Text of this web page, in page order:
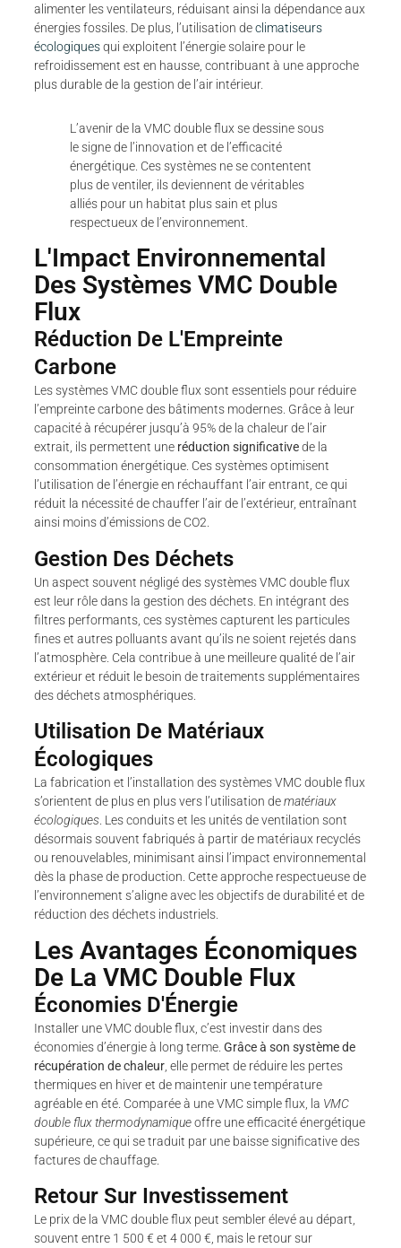
alimenter les ventilateurs, réduisant ainsi la dépendance aux
énergies fossiles. De plus, l’utilisation declimatiseurs
écologiquesqui exploitent l’énergie solaire pour le
refroidissement est en hausse, contribuant à une approche
plus durable de la gestion de l’air intérieur.
L’avenir de la VMC double flux se dessine sous
le signe de l’innovation et de l’efficacité
énergétique. Ces systèmes ne se contentent
plus de ventiler, ils deviennent de véritables
alliés pour un habitat plus sain et plus
respectueux de l’environnement.
L'Impact Environnemental
Des Systèmes VMC Double
Flux
Réduction De L'Empreinte
Carbone
Les systèmes VMC double flux sont essentiels pour réduire
l’empreinte carbone des bâtiments modernes. Grâce à leur
capacité à récupérer jusqu’à 95% de la chaleur de l’air
extrait, ils permettent une réduction significativede la
consommation énergétique. Ces systèmes optimisent
l’utilisation de l’énergie en réchauffant l’air entrant, ce qui
réduit la nécessité de chauffer l’air de l’extérieur, entraînant
ainsi moins d’émissions de CO2.
Gestion Des Déchets
Un aspect souvent négligé des systèmes VMC double flux
est leur rôle dans la gestion des déchets. En intégrant des
filtres performants, ces systèmes capturent les particules
fines et autres polluants avant qu’ils ne soient rejetés dans
l’atmosphère. Cela contribue à une meilleure qualité de l’air
extérieur et réduit le besoin de traitements supplémentaires
des déchets atmosphériques.
Utilisation De Matériaux
Écologiques
La fabrication et l’installation des systèmes VMC double flux
s’orientent de plus en plus vers l’utilisation dematériaux
écologiques . Les conduits et les unités de ventilation sont
désormais souvent fabriqués à partir de matériaux recyclés
ou renouvelables, minimisant ainsi l’impact environnemental
dès la phase de production. Cette approche respectueuse de
l’environnement s’aligne avec les objectifs de durabilité et de
réduction des déchets industriels.
Les Avantages Économiques
De La VMC Double Flux
Économies D'Énergie
Installer une VMC double flux, c’est investir dans des
économies d’énergie à long terme. Grâce à son système de
récupération de chaleur , elle permet de réduire les pertes
thermiques en hiver et de maintenir une température
agréable en été. Comparée à une VMC simple flux, la VMC
double flux thermodynamiqueoffre une efficacité énergétique
supérieure, ce qui se traduit par une baisse significative des
factures de chauffage.
Retour Sur Investissement
Le prix de la VMC double flux peut sembler élevé au départ,
souvent entre 1 500 € et 4 000 €, mais le retour sur